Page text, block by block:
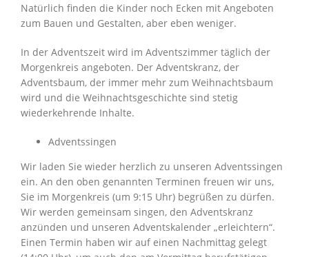
Natürlich finden die Kinder noch Ecken mit Angeboten
zum Bauen und Gestalten, aber eben weniger.
In der Adventszeit wird im Adventszimmer täglich der
Morgenkreis angeboten. Der Adventskranz, der
Adventsbaum, der immer mehr zum Weihnachtsbaum
wird und die Weihnachtsgeschichte sind stetig
wiederkehrende Inhalte.
Adventssingen
Wir laden Sie wieder herzlich zu unseren Adventssingen
ein. An den oben genannten Terminen freuen wir uns,
Sie im Morgenkreis (um 9:15 Uhr) begrüßen zu dürfen.
Wir werden gemeinsam singen, den Adventskranz
anzünden und unseren Adventskalender „erleichtern“.
Einen Termin haben wir auf einen Nachmittag gelegt